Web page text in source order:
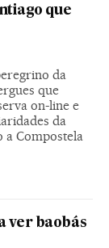
que
da
que
on-line e
da
a Compostela
ver baobás